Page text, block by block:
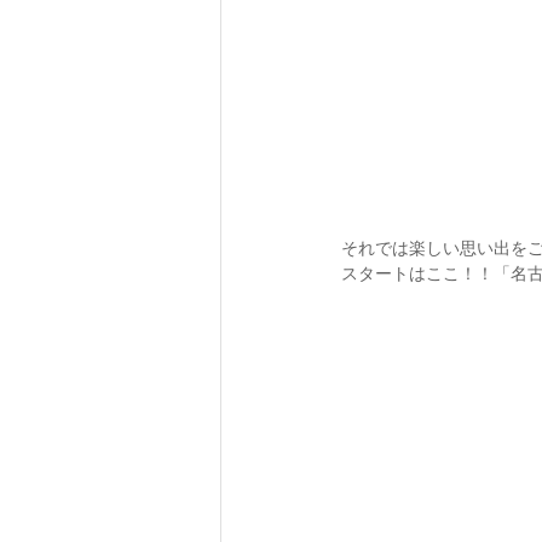
それでは楽しい思い出を
スタートはここ！！「名古